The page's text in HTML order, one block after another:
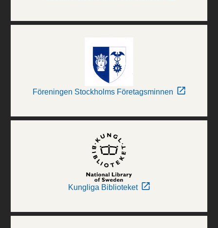
Föreningen Stockholms Företagsminnen
Kungliga Biblioteket